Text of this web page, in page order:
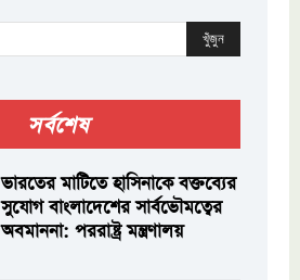
খুঁজুন
সর্বশেষ
ভারতের মাটিতে হাসিনাকে বক্তব্যের
সুযোগ বাংলাদেশের সার্বভৌমত্বের
অবমাননা: পররাষ্ট্র মন্ত্রণালয়